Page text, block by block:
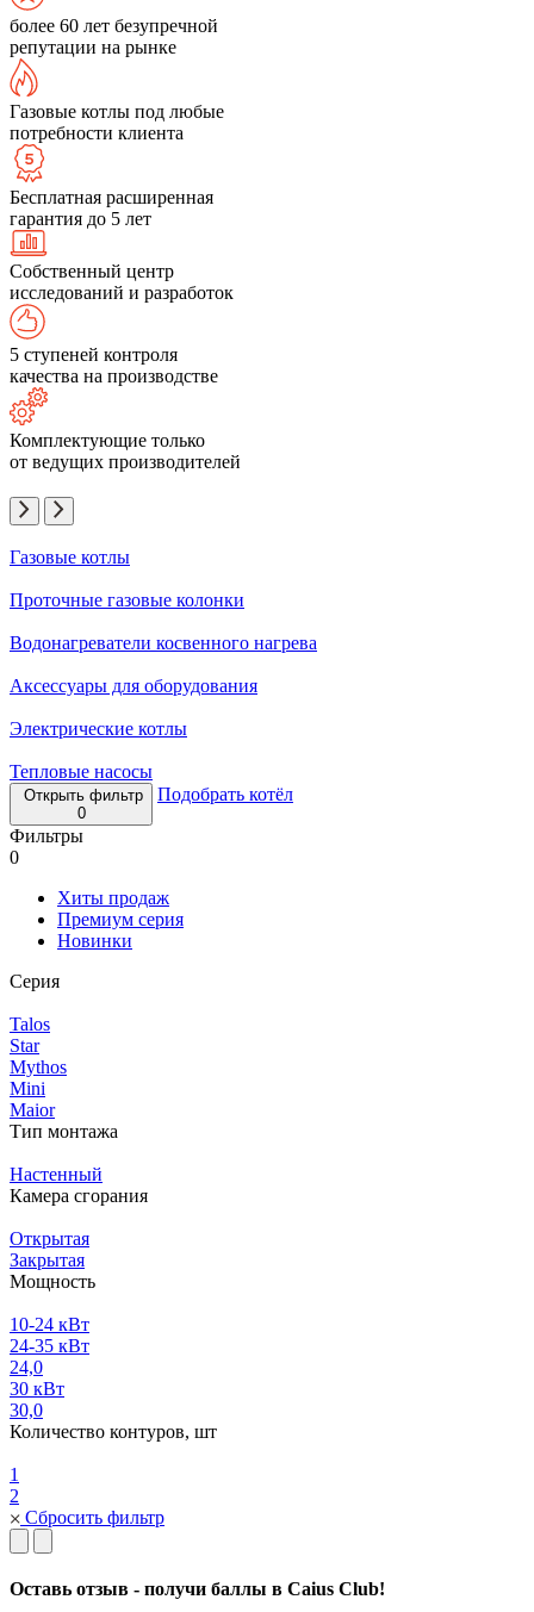
более 60 лет безупречной
репутации на рынке
Газовые котлы под любые
потребности клиента
Бесплатная расширенная
гарантия до 5 лет
Собственный центр
исследований и разработок
5 ступеней контроля
качества на производстве
Комплектующие только
от ведущих производителей
Газовые котлы
Проточные газовые колонки
Водонагреватели косвенного нагрева
Аксессуары для оборудования
Электрические котлы
Тепловые насосы
Открыть фильтр
0
Подобрать котёл
Фильтры
0
Хиты продаж
Премиум серия
Новинки
Серия
Talos
Star
Mythos
Mini
Maior
Тип монтажа
Настенный
Камера сгорания
Открытая
Закрытая
Мощность
10-24 кВт
24-35 кВт
24,0
30 кВт
30,0
Количество контуров, шт
1
2
Сбросить фильтр
Оставь отзыв - получи баллы в Caius Club!